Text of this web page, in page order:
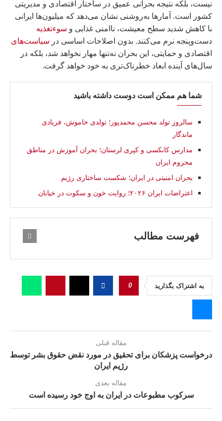
نیست، بلکه نتیجه بحرانی عمیق در ساختار اقتصادی و مدیریتی
کشور است. آمارها به‌روشنی نشان می‌دهد که میلیون‌ها ایرانی
با کاهش شدید سطح معیشت، ناامنی غذایی و سوءتغذیه
دست‌وپنجه نرم می‌کنند. بدون اصلاحات اساسی در سیاست‌های
اقتصادی و حمایتی، این بحران نه‌تنها مهار نخواهد شد، بلکه در
سال‌های آینده ابعاد خطرناک‌تری به خود خواهد گرفت.
شما هم ممکن است دوست داشته باشید
سالروز تولد محسن محمدپور؛ تولدی خاموش، فریادی
ماندگار
مدارس کانکسی و کپری لرستان؛ بحران آموزش در مناطق
محروم ایران
بحران امنیتی در ایران؛ شکست ساختاری رژیم
اعتراضات ایران ۲۰۲۶؛ روایت خون و سکوت در خیابان
فهرست مطالب
به اشتراک بگذارید 0
مقاله قبلی
درخواست پزشکان برای تحقیق در مورد نقض حقوق بشر توسط
رژیم ایران
مقاله بعدی
سرکوب مطبوعات در ایران به اوج خود رسیده است